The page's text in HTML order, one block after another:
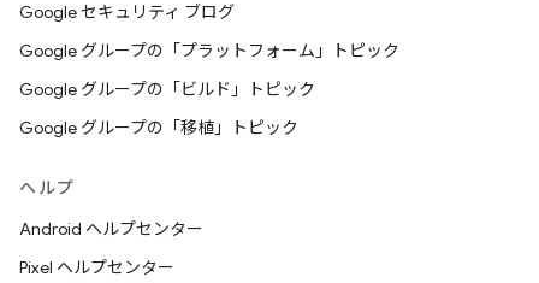
Google セキュリティ ブログ
Google グループの「プラットフォーム」トピック
Google グループの「ビルド」トピック
Google グループの「移植」トピック
ヘルプ
Android ヘルプセンター
Pixel ヘルプセンター